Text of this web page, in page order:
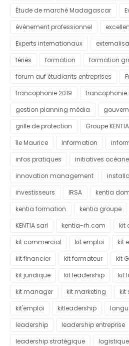
Étude de marché Madagascar
événement professionnel
Experts internationaux
fériés
formation
formation
forum auf étudiants entreprises
francophonie 2019
gestion planning média
grille de protection
Groupe KENTIA
île Maurice
Information
infos pratiques
initiatives
innovation management
investisseurs
IRSA
kentia
kentia formation
kentia groupe
KENTIA sarl
kentia-rh.com
kit
kit commercial
kit emploi
kit
kit financier
kit formateur kit
kit juridique
kit leadership
kit
kit manager
kit marketing
kit
kit'emploi
kitleadership
leadership
leadership entreprise
leadership stratégique
logistique